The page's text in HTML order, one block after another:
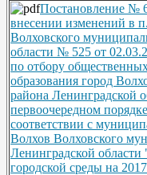
Постановление №
внесении изменений в
Волховского
области № 525 от
по отбору
образования город
района Ленинградской
первоочередном
соответствии с
Волхов Волховского
Ленинградской
городской среды на